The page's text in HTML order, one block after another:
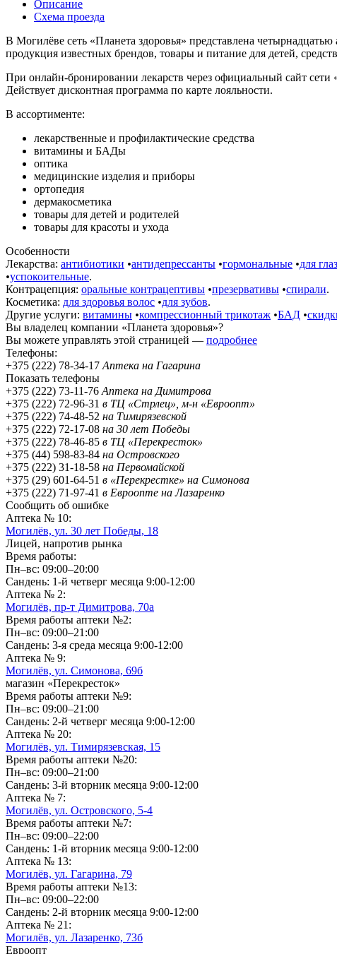
Описание
Схема проезда
В Могилёве сеть «Планета здоровья» представлена
продукция известных брендов, товары и питание для детей,
При онлайн-бронировании лекарств через официальный сайт
Действует дисконтная программа по карте лояльности.
В ассортименте:
лекарственные и профилактические средства
витамины и БАДы
оптика
медицинские изделия и приборы
ортопедия
дермакосметика
товары для детей и родителей
товары для красоты и ухода
Особенности
Лекарства: антибиотики •антидепрессанты •гормональные •для глаз
•успокоительные.
Контрацепция: оральные контрацептивы •презервативы •спирали.
Косметика: для здоровья волос •для зубов.
Другие услуги: витамины •компрессионный трикотаж •БАД •
Вы владелец компании «Планета здоровья»?
Вы можете управлять этой страницей — подробнее
Телефоны:
+375 (222) 78-34-17 Аптека на Гагарина
Показать телефоны
+375 (222) 73-11-76 Аптека на Димитрова
+375 (222) 72-96-31 в ТЦ «Стрлец», м-н «Евроопт»
+375 (222) 74-48-52 на Тимирязевской
+375 (222) 72-17-08 на 30 лет Победы
+375 (222) 78-46-85 в ТЦ «Перекресток»
+375 (44) 598-83-84 на Островского
+375 (222) 31-18-58 на Первомайской
+375 (29) 601-64-51 в «Перекрестке» на Симонова
+375 (222) 71-97-41 в Евроопте на Лазаренко
Сообщить об ошибке
Аптека № 10:
Могилёв, ул. 30 лет Победы, 18
Лицей, напротив рынка
Время работы:
Пн–вс: 09:00–20:00
Сандень: 1-й четверг месяца 9:00-12:00
Аптека № 2:
Могилёв, пр-т Димитрова, 70а
Время работы аптеки №2:
Пн–вс: 09:00–21:00
Сандень: 3-я среда месяца 9:00-12:00
Аптека № 9:
Могилёв, ул. Симонова, 69б
магазин «Перекресток»
Время работы аптеки №9:
Пн–вс: 09:00–21:00
Сандень: 2-й четверг месяца 9:00-12:00
Аптека № 20:
Могилёв, ул. Тимирязевская, 15
Время работы аптеки №20:
Пн–вс: 09:00–21:00
Сандень: 3-й вторник месяца 9:00-12:00
Аптека № 7:
Могилёв, ул. Островского, 5-4
Время работы аптеки №7:
Пн–вс: 09:00–22:00
Сандень: 1-й вторник месяца 9:00-12:00
Аптека № 13:
Могилёв, ул. Гагарина, 79
Время работы аптеки №13:
Пн–вс: 09:00–22:00
Сандень: 2-й вторник месяца 9:00-12:00
Аптека № 21:
Могилёв, ул. Лазаренко, 73б
Евроопт